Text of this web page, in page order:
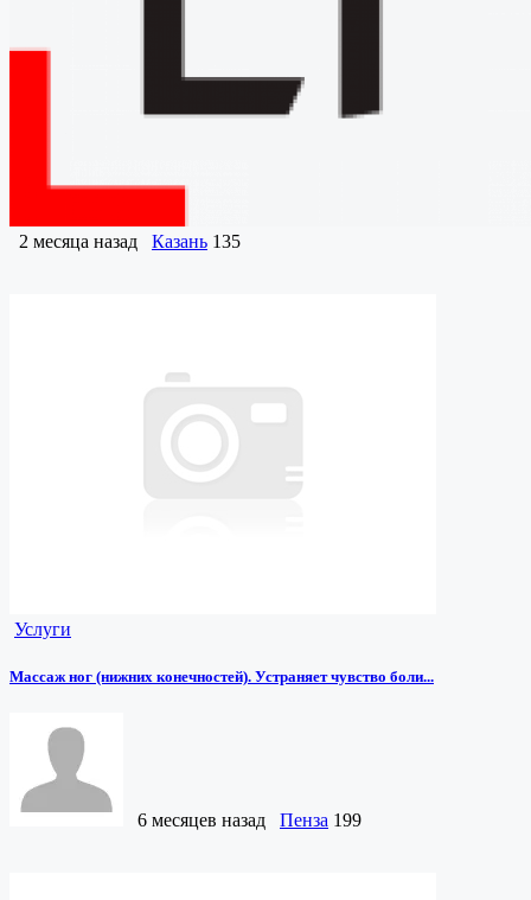
2 месяца назад Казань 135
Услуги
Массаж ног (нижних конечностей). Устраняет чувство боли...
6 месяцев назад Пенза 199